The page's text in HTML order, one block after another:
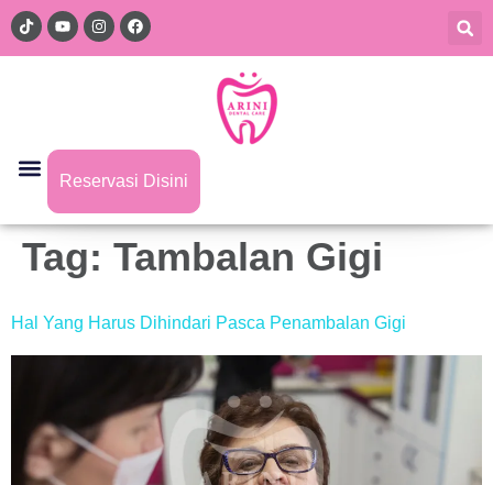
Reservasi Disini
Tag: Tambalan Gigi
Hal Yang Harus Dihindari Pasca Penambalan Gigi